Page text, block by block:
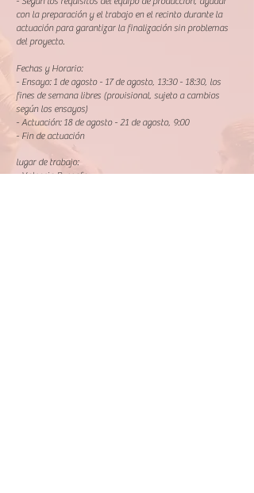
con la preparación y el trabajo en el recinto durante la
actuación para garantizar la finalización sin problemas
del proyecto.
Fechas y Horario:
- Ensayo: 1 de agosto - 17 de agosto, 13:30 - 18:30, los
fines de semana libres (provisional, sujeto a cambios
según los ensayos)
- Actuación: 18 de agosto - 21 de agosto, 9:00
- Fin de actuación
lugar de trabajo:
- Valencia Russafa